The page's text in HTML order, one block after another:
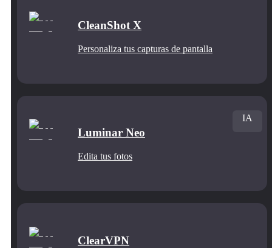
CleanShot X
Personaliza tus capturas de pantalla
Luminar Neo
Edita tus fotos
IA
ClearVPN